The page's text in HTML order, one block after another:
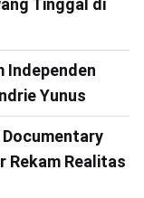
Independen
Yunus
Documentary
Rekam Realitas